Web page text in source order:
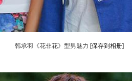
韩承羽《花非花》型男魅力 [保存到相册]